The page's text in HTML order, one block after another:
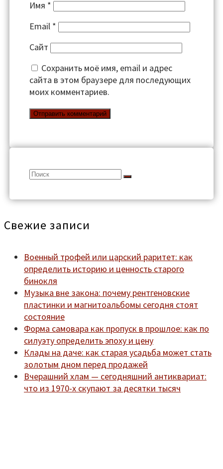
Имя *
Email *
Сайт
Сохранить моё имя, email и адрес
сайта в этом браузере для последующих
моих комментариев.
Search
Свежие записи
Военный трофей или царский раритет: как
определить историю и ценность старого
бинокля
Музыка вне закона: почему рентгеновские
пластинки и магнитоальбомы сегодня стоят
состояние
Форма самовара как пропуск в прошлое: как по
силуэту определить эпоху и цену
Клады на даче: как старая усадьба может стать
золотым дном перед продажей
Вчерашний хлам — сегодняшний антиквариат:
что из 1970-х скупают за десятки тысяч